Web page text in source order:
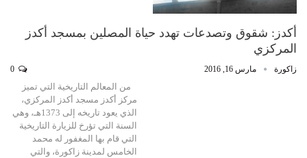
أكدز: شقوق وتصدعات تهدد حياة المصلين بمسجد أكدز
المركزي
زاكورة مارس 16, 2016
من المعالم التاريخية التي تميز
مركز أكدز مسجد أكدز المركزي،
الذي يعود تاريخه إلى 1373هـ، وهي
السنة التي تؤرخ للزيارة التاريخية
التي قام بها المغفور له محمد
الخامس لمدينة زاكورة، والتي